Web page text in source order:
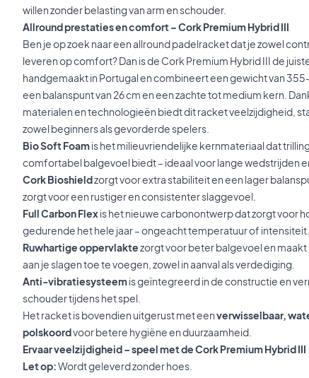
willen zonder belasting van arm en schouder.
Allround prestaties en comfort – Cork Premium Hybrid III
Ben je op zoek naar een allround padelracket dat je zowel
leveren op comfort? Dan is de Cork Premium Hybrid III de
handgemaakt in Portugal en combineert een gewicht van
een balanspunt van 26 cm en een zachte tot medium kern.
materialen en technologieën biedt dit racket veelzijdigheid,
zowel beginners als gevorderde spelers.
Bio Soft Foamis het milieuvriendelijke kernmateriaal dat
comfortabel balgevoel biedt – ideaal voor lange wedstrijden
Cork Bioshieldzorgt voor extra stabiliteit en een lager
zorgt voor een rustiger en consistenter slaggevoel.
Full Carbon Flexis het nieuwe carbonontwerp dat zorgt voor
gedurende het hele jaar – ongeacht temperatuur of intensiteit.
Ruwhartige oppervlaktezorgt voor beter balgevoel en
aan je slagen toe te voegen, zowel in aanval als verdediging.
Anti-vibratiesysteemis geïntegreerd in de constructie en
schouder tijdens het spel.
Het racket is bovendien uitgerust met eenverwisselbaar,
polskoordvoor betere hygiëne en duurzaamheid.
Ervaar veelzijdigheid – speel met de Cork Premium Hybrid III
Let op:Wordt geleverd zonder hoes.